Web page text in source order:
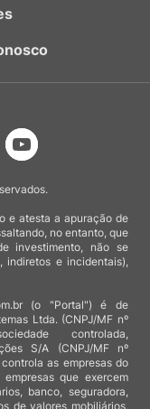
e atesta a apuração de
no entanto, que
investimento, não se
indiretos e incidentais),
(o "Portal") é de
Ltda. (CNPJ/MF nº
controlada,
S/A (CNPJ/MF nº
as empresas do
que exercem
banco, seguradora,
de valores mobiliários,